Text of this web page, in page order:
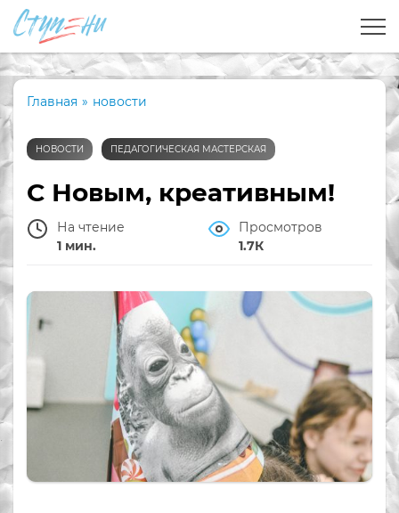
Главная » новости
НОВОСТИ ПЕДАГОГИЧЕСКАЯ МАСТЕРСКАЯ
С Новым, креативным!
На чтение
1 мин.
Просмотров
1.7К